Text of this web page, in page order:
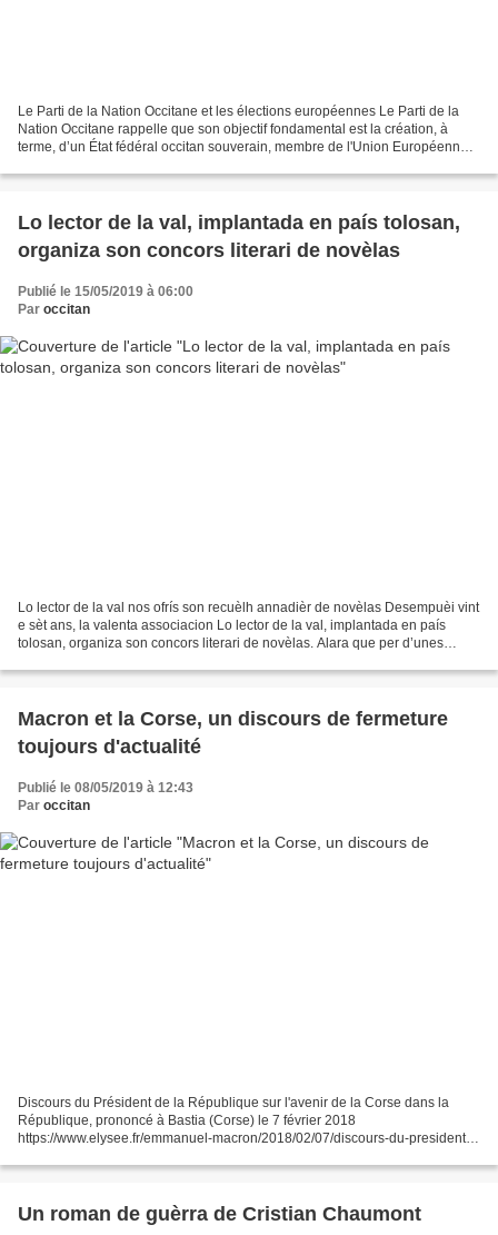
Le Parti de la Nation Occitane et les élections européennes Le Parti de la
Nation Occitane rappelle que son objectif fondamental est la création, à
terme, d’un État fédéral occitan souverain, membre de l'Union Européenne
Lo lector de la val, implantada en país tolosan,
organiza son concors literari de novèlas
Publié le 15/05/2019 à 06:00
Par occitan
Lo lector de la val nos ofrís son recuèlh annadièr de novèlas Desempuèi vint
e sèt ans, la valenta associacion Lo lector de la val, implantada en país
tolosan, organiza son concors literari de novèlas. Alara que per d’unes
Macron et la Corse, un discours de fermeture
toujours d'actualité
Publié le 08/05/2019 à 12:43
Par occitan
Discours du Président de la République sur l'avenir de la Corse dans la
République, prononcé à Bastia (Corse) le 7 février 2018
https://www.elysee.fr/emmanuel-macron/2018/02/07/discours-du-president-
Un roman de guèrra de Cristian Chaumont